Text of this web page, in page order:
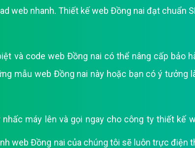
web nhanh. Thiết kế web Đồng nai đạt chuẩn
và code web Đồng nai có thể nâng cấp bảo
mẫu web Đồng nai này hoặc bạn có ý tưởng
máy lên và gọi ngay cho công ty thiết kế
web Đồng nai của chúng tôi sẽ luôn trực điện